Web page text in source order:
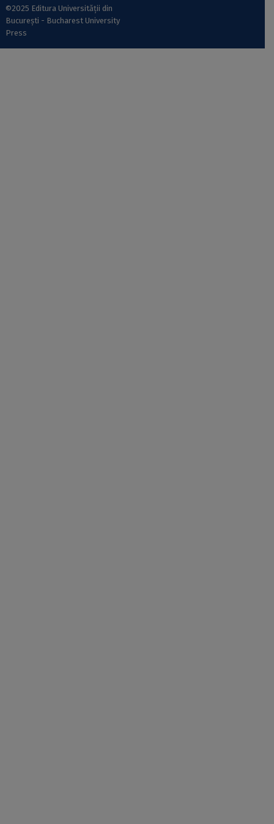
©2025 Editura Universității din
București - Bucharest University
Press